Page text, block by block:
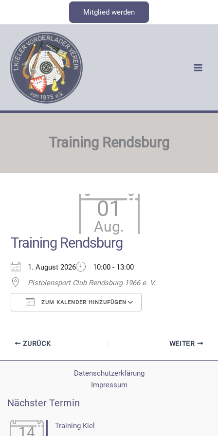
Mitglied werden
Training Rendsburg
01
Aug.
Training Rendsburg
1. August 2026
10:00 - 13:00
Pistolensport-Club Rendsburg 1966 e. V.
ZUM KALENDER HINZUFÜGEN
ZURÜCK WEITER
Datenschutzerklärung
Impressum
Nächster Termin
14 Training Kiel